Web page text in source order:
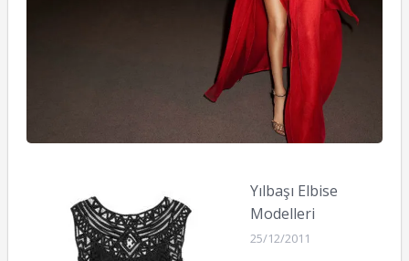
Yılbaşı Elbise
Modelleri
25/12/2011